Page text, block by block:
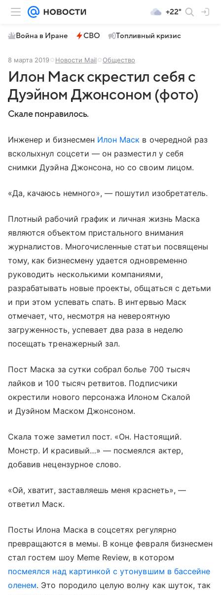
+22°
Война в Иране СВО Топливный кризис
8 марта 2019 Новости Mail Общество
Илон Маск скрестил себя с
Дуэйном Джонсоном (фото)
Скале понравилось.
Инженер и бизнесмен Илон Маск в очередной раз
всколыхнул соцсети — он разместил у себя
снимки Дуэйна Джонсона, но со своим лицом.
«Да, качаюсь немного», — пошутил изобретатель.
Плотный рабочий график и личная жизнь Маска
являются объектом пристального внимания
журналистов. Многочисленные статьи посвящены
тому, как бизнесмену удается одновременно
руководить несколькими компаниями,
разрабатывать новые проекты, общаться с детьми
и при этом успевать спать. В интервью Маск
отмечает, что, несмотря на невероятную
загруженность, успевает два раза в неделю
посещать тренажерный зал.
Пост Маска за сутки собрал болье 700 тысяч
лайков и 100 тысяч ретвитов. Подписчики
окрестили нового персонажа Илоном Скалой
и Дуэйном Маском Джонсоном.
Скала тоже заметил пост. «Он. Настоящий.
Монстр. И красивый…» — посмеялся актер,
добавив нецензурное слово.
«Ой, хватит, заставляешь меня краснеть», —
ответил Маск.
Посты Илона Маска в соцсетях регулярно
превращаются в мемы. В конце февраля бизнесмен
стал гостем шоу Meme Review, в котором
посмеялся над картинкой с утонувшим в бассейне
оленем. Это породило целую волну как шуток, так